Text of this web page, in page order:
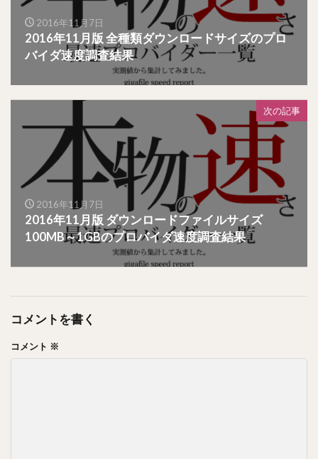
2016年11月7日
2016年11月版 全種類ダウンロードサイズのプロ
バイダ速度調査結果
次の記事
2016年11月7日
2016年11月版 ダウンロードファイルサイズ
100MB～1GBのプロバイダ速度調査結果
コメントを書く
コメント ※